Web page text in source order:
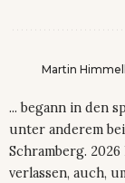
Martin
... begann in den
unter anderem
Schramberg.
verlassen, auch,